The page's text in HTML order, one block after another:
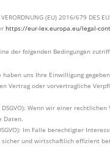
(EU) 2016/679 DES
https://eur-lex.europa.eu/legal-
der folgenden Bedingungen
haben uns Ihre Einwilligung
Vertrag oder vorvertragliche
Wenn wir einer
Daten.
Im Falle berechtigter
und wirtschaftlich effizient